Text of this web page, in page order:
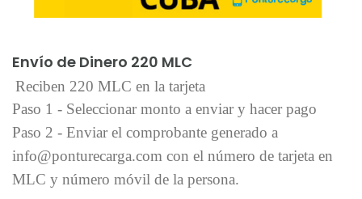
Envío de Dinero 220 MLC
Reciben 220 MLC en la tarjeta
Paso 1 - Seleccionar monto a enviar y hacer pago
Paso 2 - Enviar el comprobante generado a
info@ponturecarga.com con el número de tarjeta en
MLC y número móvil de la persona.